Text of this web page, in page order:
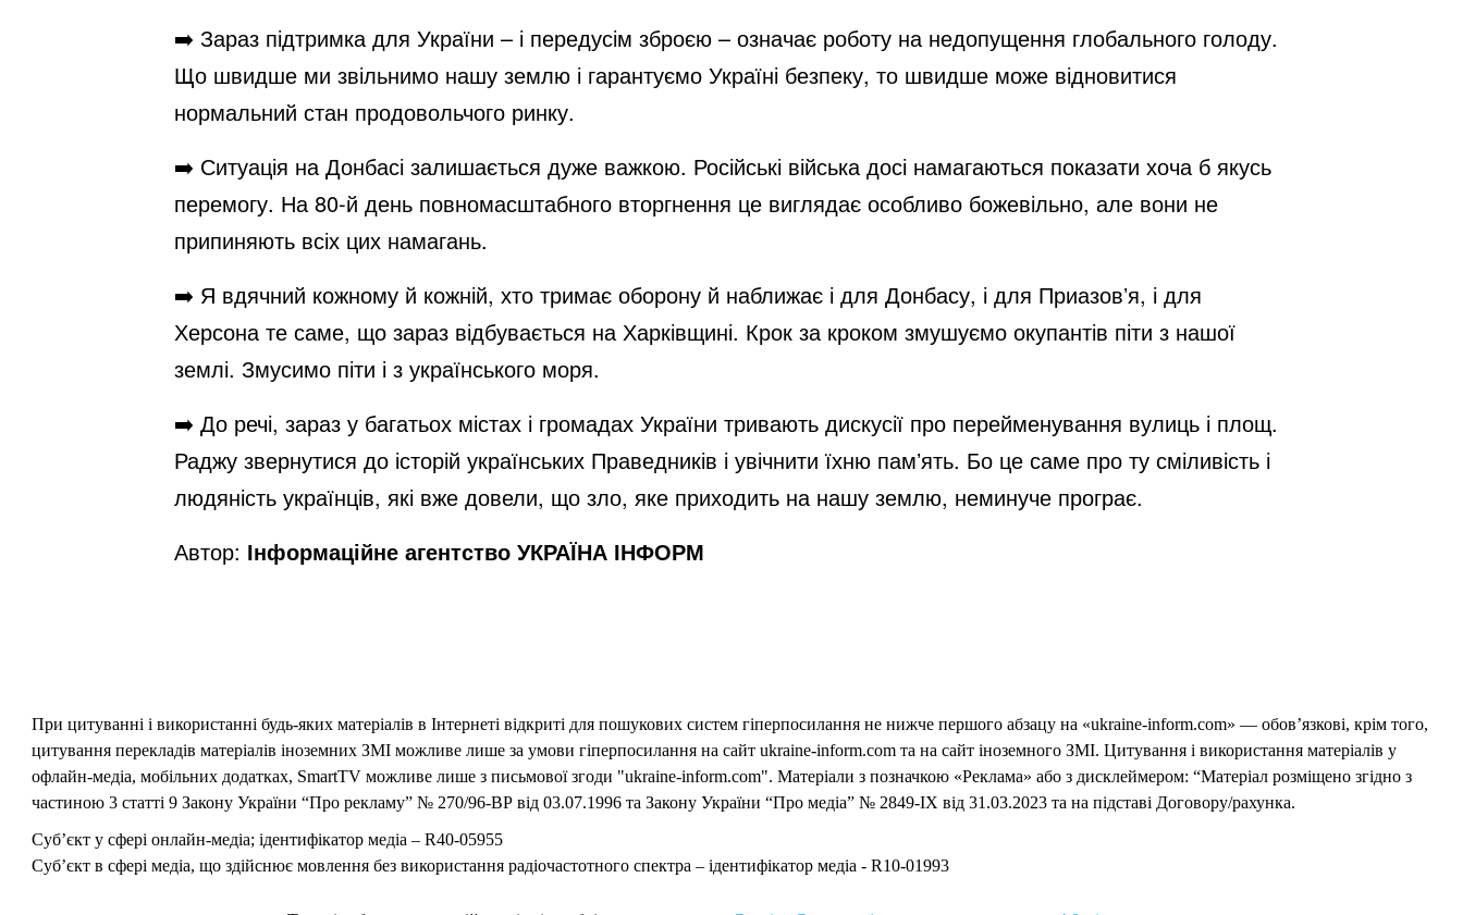
➡️ Зараз підтримка для України – і передусім зброєю – означає роботу на недопущення глобального голоду.
Що швидше ми звільнимо нашу землю і гарантуємо Україні безпеку, то швидше може відновитися
нормальний стан продовольчого ринку.
➡️ Ситуація на Донбасі залишається дуже важкою. Російські війська досі намагаються показати хоча б якусь
перемогу. На 80-й день повномасштабного вторгнення це виглядає особливо божевільно, але вони не
припиняють всіх цих намагань.
➡️ Я вдячний кожному й кожній, хто тримає оборону й наближає і для Донбасу, і для Приазовʼя, і для
Херсона те саме, що зараз відбувається на Харківщині. Крок за кроком змушуємо окупантів піти з нашої
землі. Змусимо піти і з українського моря.
➡️ До речі, зараз у багатьох містах і громадах України тривають дискусії про перейменування вулиць і площ.
Раджу звернутися до історій українських Праведників і увічнити їхню памʼять. Бо це саме про ту сміливість і
людяність українців, які вже довели, що зло, яке приходить на нашу землю, неминуче програє.
Автор: Інформаційне агентство УКРАЇНА ІНФОРМ
При цитуванні і використанні будь-яких матеріалів в Інтернеті відкриті для пошукових систем гіперпосилання не нижче першого абзацу на «ukraine-inform.com» — обов’язкові, крім того,
цитування перекладів матеріалів іноземних ЗМІ можливе лише за умови гіперпосилання на сайт ukraine-inform.com та на сайт іноземного ЗМІ. Цитування і використання матеріалів у
офлайн-медіа, мобільних додатках, SmartTV можливе лише з письмової згоди "ukraine-inform.com". Матеріали з позначкою «Реклама» або з дисклеймером: “Матеріал розміщено згідно з
частиною 3 статті 9 Закону України “Про рекламу” № 270/96-ВР від 03.07.1996 та Закону України “Про медіа” № 2849-IX від 31.03.2023 та на підставі Договору/рахунка.
Суб’єкт у сфері онлайн-медіа; ідентифікатор медіа – R40-05955
Суб’єкт в сфері медіа, що здійснює мовлення без використання радіочастотного спектра – ідентифікатор медіа - R10-01993